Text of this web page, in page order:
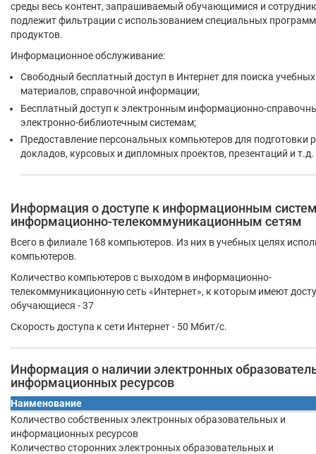
среды весь контент, запрашиваемый обучающимися и
подлежит фильтрации с использованием специальных
продуктов.
Информационное обслуживание:
Свободный бесплатный доступ в Интернет для поиска учебных
материалов, справочной информации;
Бесплатный доступ к электронным информационно-
электронно-библиотечным системам;
Предоставление персональных компьютеров для подготовки
докладов, курсовых и дипломных проектов, презентаций и т.д.
Информация о доступе к информационным
информационно-телекоммуникационным сетям
Всего в филиале 168 компьютеров. Из них в учебных целях
компьютеров.
Количество компьютеров с выходом в информационно-
телекоммуникационную сеть «Интернет», к которым имеют
обучающиеся - 37
Скорость доступа к сети Интернет - 50 Мбит/с.
Информация о наличии электронных
информационных ресурсов
Наименование
Количество собственных электронных образовательных и
информационных ресурсов
Количество сторонних электронных образовательных и